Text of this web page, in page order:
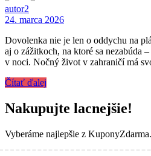
autor2
24. marca 2026
Dovolenka nie je len o oddychu na
aj o zážitkoch, na ktoré sa nezabúda
v noci. Nočný život v zahraničí má
Čítať ďalej
Nakupujte lacnejšie!
Vyberáme najlepšie z